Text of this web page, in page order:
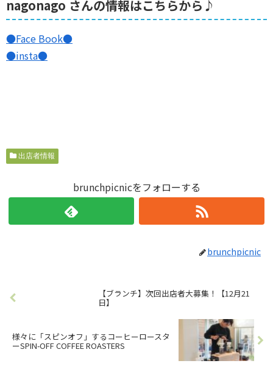
nagonago さんの情報はこちらから♪
●Face Book●
●insta●
出店者情報
brunchpicnicをフォローする
brunchpicnic
【ブランチ】次回出店者大募集！【12月21
日】
様々に「スピンオフ」するコーヒーロースタ
ーSPIN-OFF COFFEE ROASTERS